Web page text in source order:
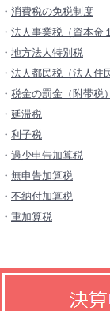
・ 消費税の免税制度
・ 法人事業税（資本金
・ 地方法人特別税
・ 法人都民税（法人住
・ 税金の罰金（附帯税
・ 延滞税
・ 利子税
・ 過少申告加算税
・ 無申告加算税
・ 不納付加算税
・ 重加算税